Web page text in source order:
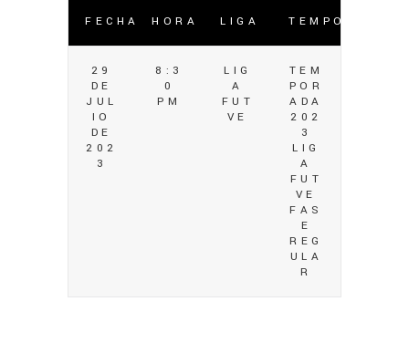
FECHA HORA LIGA TEMPORADA
29
DE
JUL
IO
DE
202
3
8:3
0
PM
LIG
A
FUT
VE
TEM
POR
ADA
202
3
LIG
A
FUT
VE
FAS
E
REG
ULA
R